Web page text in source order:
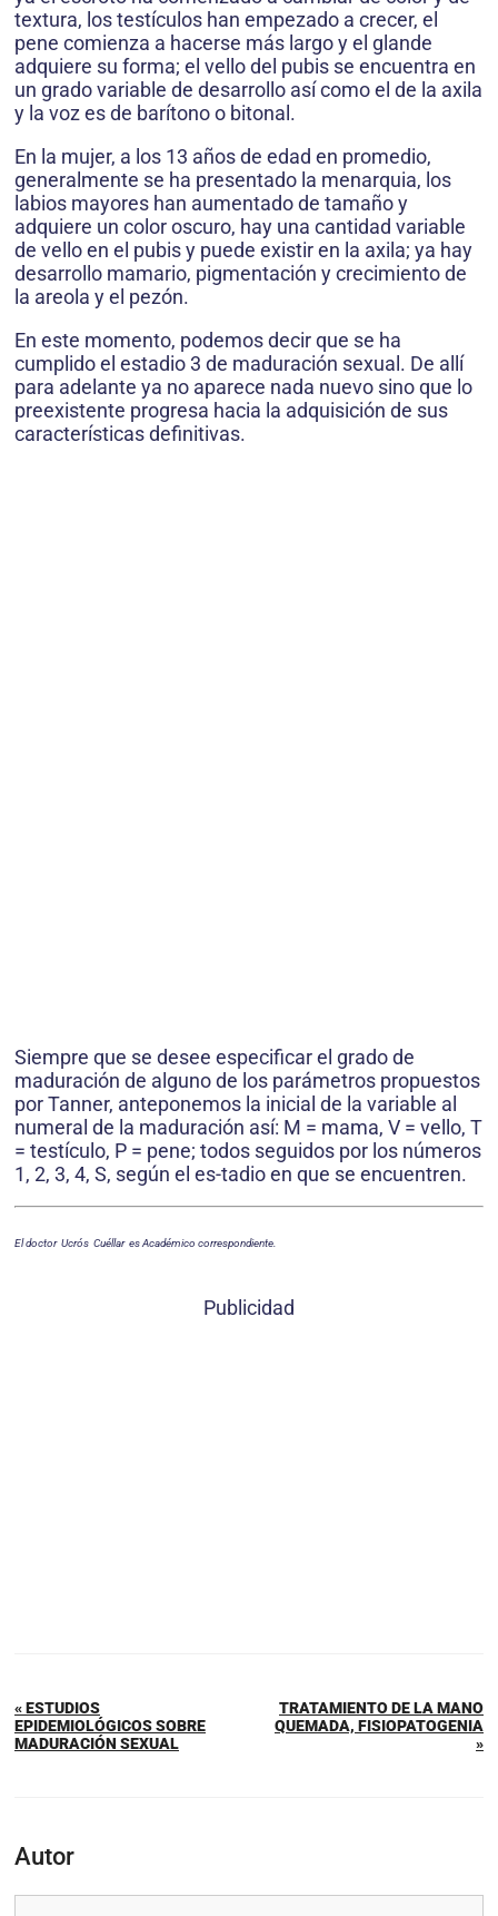
textura, los testículos han empezado a crecer, el
pene comienza a hacerse más largo y el glande
adquiere su forma; el vello del pubis se encuentra en
un grado variable de desarrollo así como el de la axila
y la voz es de barítono o bitonal.
En la mujer, a los 13 años de edad en promedio,
generalmente se ha presentado la menarquia, los
labios mayores han aumentado de tamaño y
adquiere un color oscuro, hay una cantidad variable
de vello en el pubis y puede existir en la axila; ya hay
desarrollo mamario, pigmentación y crecimiento de
la areola y el pezón.
En este momento, podemos decir que se ha
cumplido el estadio 3 de maduración sexual. De allí
para adelante ya no aparece nada nuevo sino que lo
preexistente progresa hacia la adquisición de sus
características definitivas.
Siempre que se desee especificar el grado de
maduración de alguno de los parámetros propuestos
por Tanner, anteponemos la inicial de la variable al
numeral de la maduración así: M = mama, V = vello, T
= testículo, P = pene; todos seguidos por los números
1, 2, 3, 4, S, según el es-tadio en que se encuentren.
El doctor Ucrós Cuéllar es Académico correspondiente.
Publicidad
« ESTUDIOS
EPIDEMIOLÓGICOS SOBRE
MADURACIÓN SEXUAL
TRATAMIENTO DE LA MANO
QUEMADA, FISIOPATOGENIA
»
Autor